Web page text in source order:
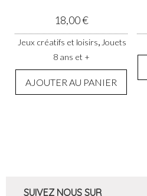
18,00€
Jeux créatifs et loisirs, Jouets
8 ans et +
AJOUTER AU PANIER
SUIVEZ NOUS SUR